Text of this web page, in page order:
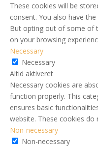
These cookies will be
consent. You also have
But opting out of some of
on your browsing
Necessary
Necessary
Altid aktiveret
Necessary cookies are
function properly. This
ensures basic
website. These cookies
Non-necessary
Non-necessary